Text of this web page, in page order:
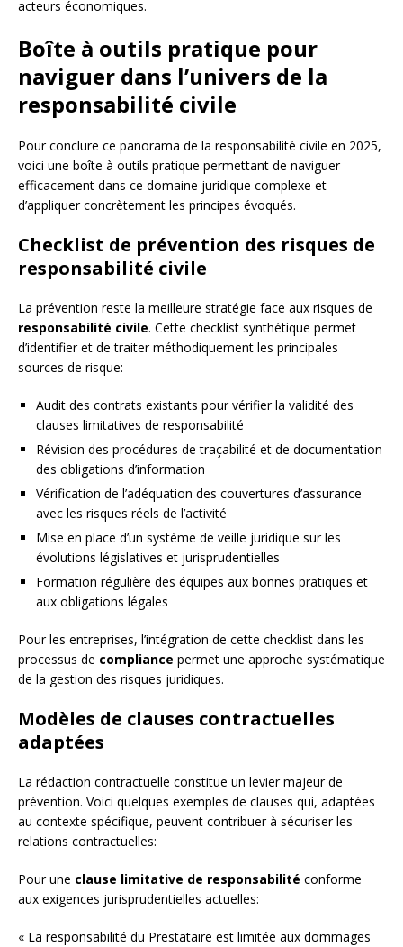
acteurs économiques.
Boîte à outils pratique pour
naviguer dans l’univers de la
responsabilité civile
Pour conclure ce panorama de la responsabilité civile en 2025,
voici une boîte à outils pratique permettant de naviguer
efficacement dans ce domaine juridique complexe et
d’appliquer concrètement les principes évoqués.
Checklist de prévention des risques de
responsabilité civile
La prévention reste la meilleure stratégie face aux risques de
responsabilité civile. Cette checklist synthétique permet
d’identifier et de traiter méthodiquement les principales
sources de risque:
Audit des contrats existants pour vérifier la validité des
clauses limitatives de responsabilité
Révision des procédures de traçabilité et de documentation
des obligations d’information
Vérification de l’adéquation des couvertures d’assurance
avec les risques réels de l’activité
Mise en place d’un système de veille juridique sur les
évolutions législatives et jurisprudentielles
Formation régulière des équipes aux bonnes pratiques et
aux obligations légales
Pour les entreprises, l’intégration de cette checklist dans les
processus de compliance permet une approche systématique
de la gestion des risques juridiques.
Modèles de clauses contractuelles
adaptées
La rédaction contractuelle constitue un levier majeur de
prévention. Voici quelques exemples de clauses qui, adaptées
au contexte spécifique, peuvent contribuer à sécuriser les
relations contractuelles:
Pour une clause limitative de responsabilité conforme
aux exigences jurisprudentielles actuelles:
« La responsabilité du Prestataire est limitée aux dommages